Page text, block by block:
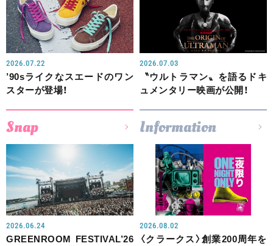
2026.07.22
’90sライクなスエードのワン
スターが登場！
2026.07.03
〝ウルトラマン〟を語るドキ
ュメンタリー映画が公開！
Snap
2026.06.24
GREENROOM FESTIVAL’26
Information
2026.08.02
〈クラークス〉創業200周年を